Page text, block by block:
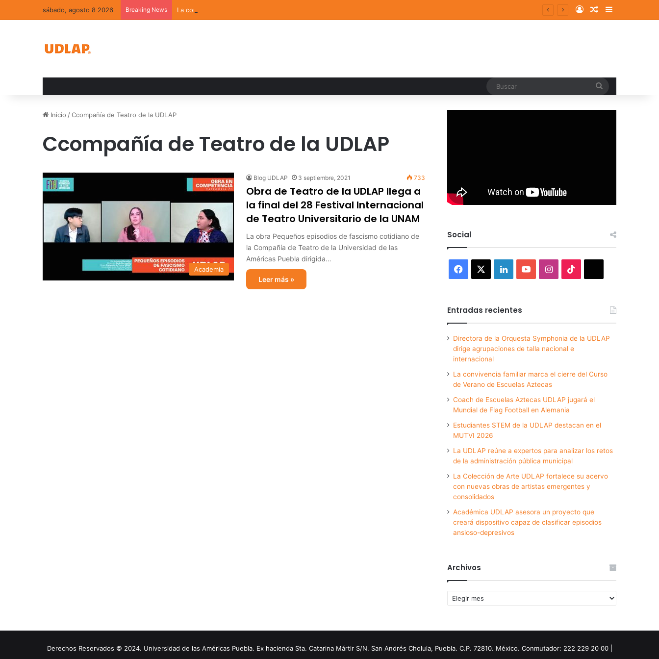
sábado, agosto 8 2026 Breaking News La convivencia familiar marca el cierre del Curso de Verano de Escuelas Aztecas Log InRandom Article
Sidebar
Inicio /Ccompañía de Teatro de la UDLAP
Ccompañía de Teatro de la UDLAP
Academia
Blog UDLAP 3 septiembre, 2021 733
Obra de Teatro de la UDLAP llega a
la final del 28 Festival Internacional
de Teatro Universitario de la UNAM
La obra Pequeños episodios de fascismo cotidiano de
la Compañía de Teatro de la Universidad de las
Américas Puebla dirigida…
Leer más »
Social
Facebook LinkedInYouTubeInstagram
Entradas recientes
Directora de la Orquesta Symphonia de la UDLAP
dirige agrupaciones de talla nacional e
internacional
La convivencia familiar marca el cierre del Curso
de Verano de Escuelas Aztecas
Coach de Escuelas Aztecas UDLAP jugará el
Mundial de Flag Football en Alemania
Estudiantes STEM de la UDLAP destacan en el
MUTVI 2026
La UDLAP reúne a expertos para analizar los retos
de la administración pública municipal
La Colección de Arte UDLAP fortalece su acervo
con nuevas obras de artistas emergentes y
consolidados
Académica UDLAP asesora un proyecto que
creará dispositivo capaz de clasificar episodios
ansioso-depresivos
Archivos
Archivos
Derechos Reservados © 2024. Universidad de las Américas Puebla. Ex hacienda Sta. Catarina Mártir S/N. San Andrés Cholula, Puebla. C.P. 72810. México. Conmutador: 222 229 20 00 |